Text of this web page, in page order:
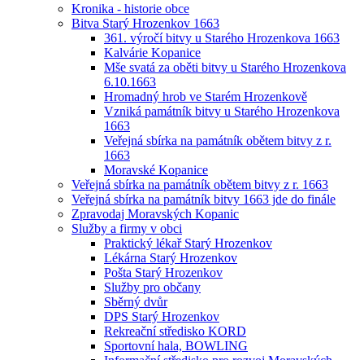
Kronika - historie obce
Bitva Starý Hrozenkov 1663
361. výročí bitvy u Starého Hrozenkova 1663
Kalvárie Kopanice
Mše svatá za oběti bitvy u Starého Hrozenkova
6.10.1663
Hromadný hrob ve Starém Hrozenkově
Vzniká památník bitvy u Starého Hrozenkova
1663
Veřejná sbírka na památník obětem bitvy z r.
1663
Moravské Kopanice
Veřejná sbírka na památník obětem bitvy z r. 1663
Veřejná sbírka na památník bitvy 1663 jde do finále
Zpravodaj Moravských Kopanic
Služby a firmy v obci
Praktický lékař Starý Hrozenkov
Lékárna Starý Hrozenkov
Pošta Starý Hrozenkov
Služby pro občany
Sběrný dvůr
DPS Starý Hrozenkov
Rekreační středisko KORD
Sportovní hala, BOWLING